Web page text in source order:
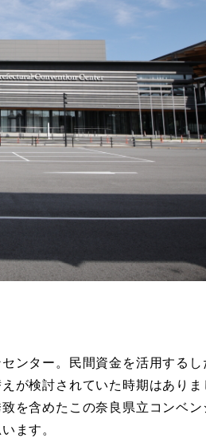
ンター。民間資金を活用するし
が検討されていた時期はありま
を含めたこの奈良県立コンベン
ます。